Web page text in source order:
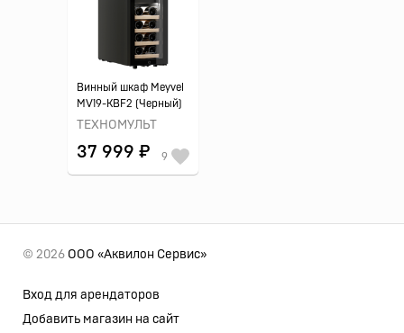
Винный шкаф Meyvel
MV19-KBF2 (Черный)
ТЕХНОМУЛЬТ
37 999 ₽ 9
© 2026 ООО «Аквилон Сервис»
Вход для арендаторов
Добавить магазин на сайт